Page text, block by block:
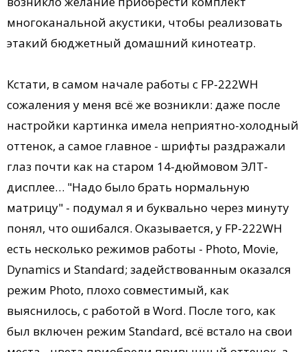
многоканальной акустики, чтобы реализовать
этакий бюджетный домашний кинотеатр.
Кстати, в самом начале работы с FP-222WH
сожаления у меня всё же возникли: даже после
настройки картинка имела неприятно-холодный
оттенок, а самое главное - шрифты раздражали
глаз почти как на старом 14-дюймовом ЭЛТ-
дисплее… "Надо было брать нормальную
матрицу" - подумал я и буквально через минуту
понял, что ошибался. Оказывается, у FP-222WH
есть несколько режимов работы - Photo, Movie,
Dynamics и Standard; задействованным оказался
режим Photo, плохо совместимый, как
выяснилось, с работой в Word. После того, как
был включен режим Standard, всё встало на свои